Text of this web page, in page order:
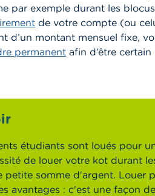
par exemple durant les
de votre compte (ou
d’un montant mensuel fixe,
permanent afin d’être
étudiants sont loués pour
de louer votre kot durant
petite somme d'argent. Louer
avantages : c'est une façon